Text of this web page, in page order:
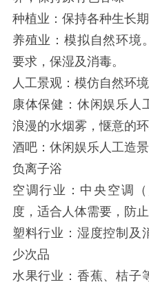
种植业：保持各种生长期
养殖业：模拟自然环境
要求，保湿及消毒。
人工景观：模仿自然环境
康体保健：休闲娱乐人
浪漫的水烟雾，惬意的环
酒吧：休闲娱乐人工造
负离子浴
空调行业：中央空调
度，适合人体需要，防
塑料行业：湿度控制及
少次品
水果行业：香蕉、桔子